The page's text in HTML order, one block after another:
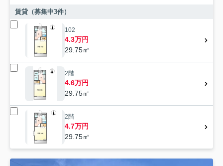
賃貸（募集中3件）
102
4.3万円
29.75㎡
2階
4.6万円
29.75㎡
2階
4.7万円
29.75㎡